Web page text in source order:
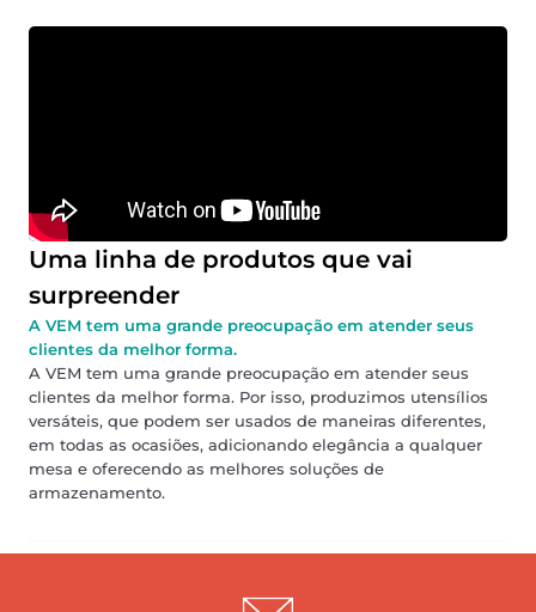
Uma linha de produtos que vai
surpreender
A VEM tem uma grande preocupação em atender seus
clientes da melhor forma.
A VEM tem uma grande preocupação em atender seus
clientes da melhor forma. Por isso, produzimos utensílios
versáteis, que podem ser usados de maneiras diferentes,
em todas as ocasiões, adicionando elegância a qualquer
mesa e oferecendo as melhores soluções de
armazenamento.